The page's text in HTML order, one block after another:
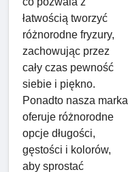
łatwością tworzyć
różnorodne fryzury,
zachowując przez
cały czas pewność
siebie i piękno.
Ponadto nasza marka
oferuje różnorodne
opcje długości,
gęstości i kolorów,
aby sprostać